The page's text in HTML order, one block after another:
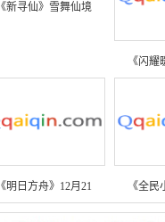
《新寻仙》雪舞仙境
《闪
《明日方舟》12月21 《全民